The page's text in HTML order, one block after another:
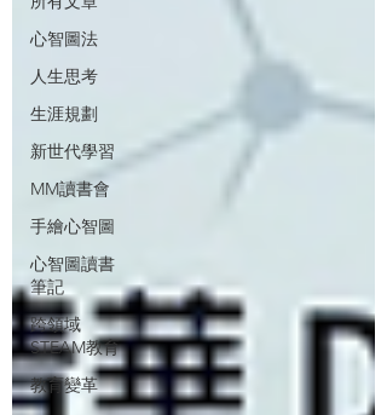
心智圖法
人生思考
生涯規劃
新世代學習
MM讀書會
手繪心智圖
心智圖讀書
筆記
跨領域
STEAM教育
教育變革